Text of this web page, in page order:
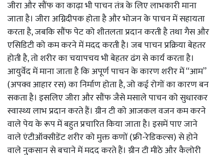
जीरा और सौंफ का काढ़ा भी पाचन तंत्र के लिए लाभकारी माना
जाता है। जीरा अग्निदीपक होता है और भोजन के पाचन में सहायता
करता है, जबकि सौंफ पेट को शीतलता प्रदान करती है तथा गैस और
एसिडिटी को कम करने में मदद करती है। जब पाचन प्रक्रिया बेहतर
होती है, तो शरीर का चयापचय भी बेहतर ढंग से कार्य करता है।
आयुर्वेद में माना जाता है कि अपूर्ण पाचन के कारण शरीर में “आम”
(अपक्व आहार रस) का निर्माण होता है, जो कई रोगों का कारण बन
सकता है। इसलिए जीरा और सौंफ जैसे मसाले पाचन को सुधारकर
स्वास्थ्य लाभ प्रदान करते हैं। ग्रीन टी को आजकल वजन कम करने
वाले पेय के रूप में बहुत प्रचारित किया जाता है। इसमें पाए जाने
वाले एंटीऑक्सीडेंट शरीर को मुक्त कणों (फ्री-रेडिकल्स) से होने
वाले नुकसान से बचाने में मदद करते हैं। ग्रीन टी मीठे और कैलोरी